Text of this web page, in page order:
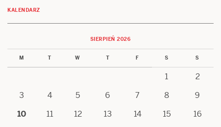
KALENDARZ
SIERPIEŃ 2026
M T W T F S S
1
2
3
4 5 6 7 8
9
10
11 12 13 14 15
16